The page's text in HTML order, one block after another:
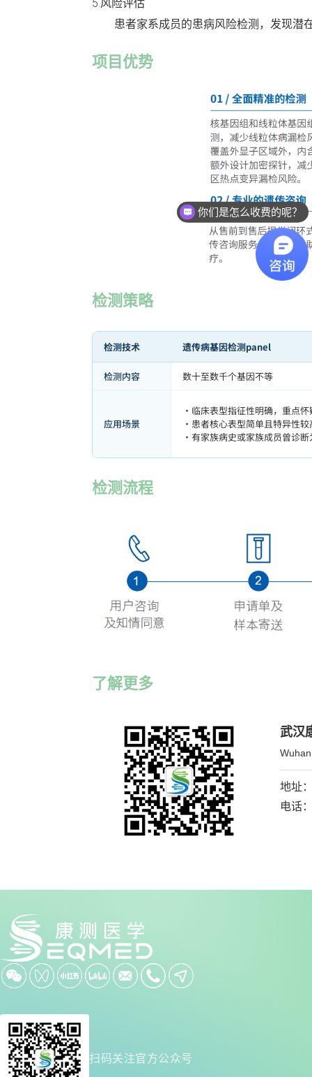
5.风险评估
患者家系成员的患病风险检测，发现潜
项目优势
检测策略
检测技术 遗传病基因检测panel
检测内容 数十至数千个基因不等
应用场景
·临床表型指征性明确，重点
·患者核心表型简单且特异性较
·有家族病史或家族成员曾诊
检测流程
了解更多
武汉
地址
电话
扫码关注官方公众号
你们是怎么收费的呢？